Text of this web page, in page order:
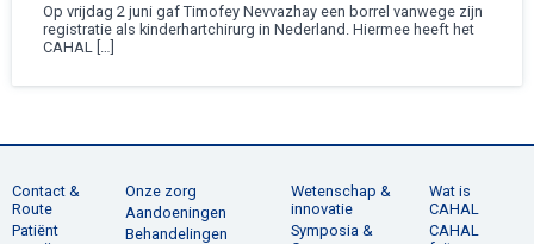
Op vrijdag 2 juni gaf Timofey Nevvazhay een borrel vanwege zijn
registratie als kinderhartchirurg in Nederland. Hiermee heeft het
CAHAL […]
Contact &
Route
Patiënt
Onze zorg
Aandoeningen
Behandelingen
Wetenschap &
innovatie
Symposia &
Wat is
CAHAL
CAHAL